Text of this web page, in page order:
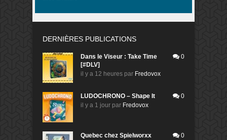
DERNIÈRES PUBLICATIONS
Dans le Viseur : Take Time
[#DLV]
il y a 12 heures par Fredovox
0
LUDOCHRONO – Shape It
il y a 1 jour par Fredovox
0
Quebec chez Spielworxx
0